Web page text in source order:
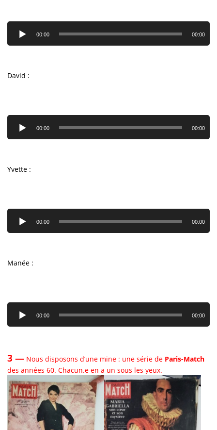
Lecteur
audio
00:00 00:00
David :
Lecteur
audio
00:00 00:00
Yvette :
Lecteur
audio
00:00 00:00
Manée :
Lecteur
audio
00:00 00:00
3 — Nous disposons d’une mine : une série de Paris-Match
des années 60. Chacun.e en a un sous les yeux.